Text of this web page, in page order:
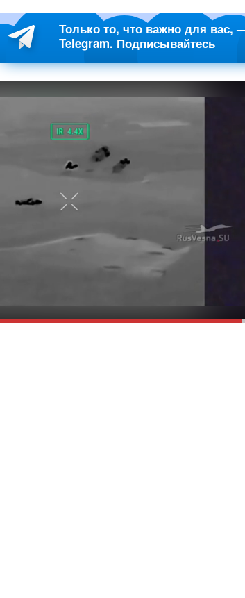
Только то, что важно для вас,
Telegram. Подписывайтесь